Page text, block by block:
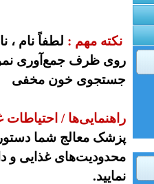
نکته مهم : لطفاً نام ،
روی ظرف جمع‌آوری
جستجوی خون مخفی
راهنمایی‌ها / احتیاطات
پزشک معالج شما
محدودیت‌های غذایی و
نمایید.